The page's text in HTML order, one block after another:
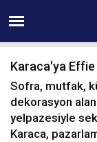
Karaca'ya Effie
Sofra, mutfak,
dekorasyon
yelpazesiyle
Karaca,